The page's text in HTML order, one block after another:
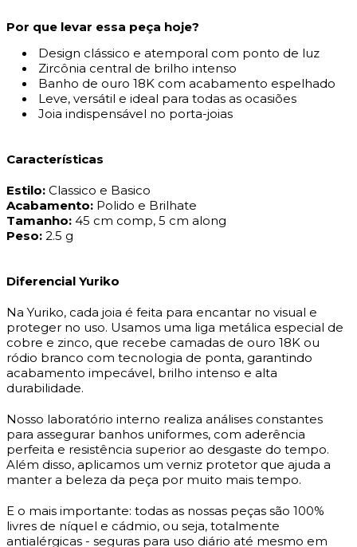
Por que levar essa peça hoje?
Design clássico e atemporal com ponto de luz
Zircônia central de brilho intenso
Banho de ouro 18K com acabamento espelhado
Leve, versátil e ideal para todas as ocasiões
Joia indispensável no porta-joias
Características
Estilo: Classico e Basico
Acabamento: Polido e Brilhate
Tamanho: 45 cm comp, 5 cm along
Peso: 2.5 g
Diferencial Yuriko
Na Yuriko, cada joia é feita para encantar no visual e
proteger no uso. Usamos uma liga metálica especial de
cobre e zinco, que recebe camadas de ouro 18K ou
ródio branco com tecnologia de ponta, garantindo
acabamento impecável, brilho intenso e alta
durabilidade.
Nosso laboratório interno realiza análises constantes
para assegurar banhos uniformes, com aderência
perfeita e resistência superior ao desgaste do tempo.
Além disso, aplicamos um verniz protetor que ajuda a
manter a beleza da peça por muito mais tempo.
E o mais importante: todas as nossas peças são 100%
livres de níquel e cádmio, ou seja, totalmente
antialérgicas - seguras para uso diário até mesmo em